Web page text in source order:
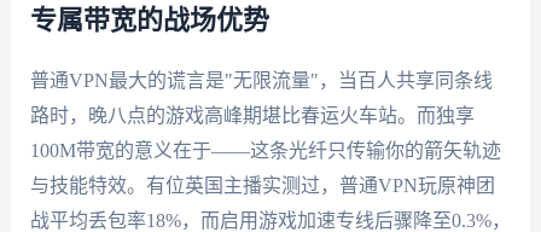
专属带宽的战场优势
普通VPN最大的谎言是"无限流量"，当百人共享同条线
路时，晚八点的游戏高峰期堪比春运火车站。而独享
100M带宽的意义在于——这条光纤只传输你的箭矢轨迹
与技能特效。有位英国主播实测过，普通VPN玩原神团
战平均丢包率18%，而启用游戏加速专线后骤降至0.3%，